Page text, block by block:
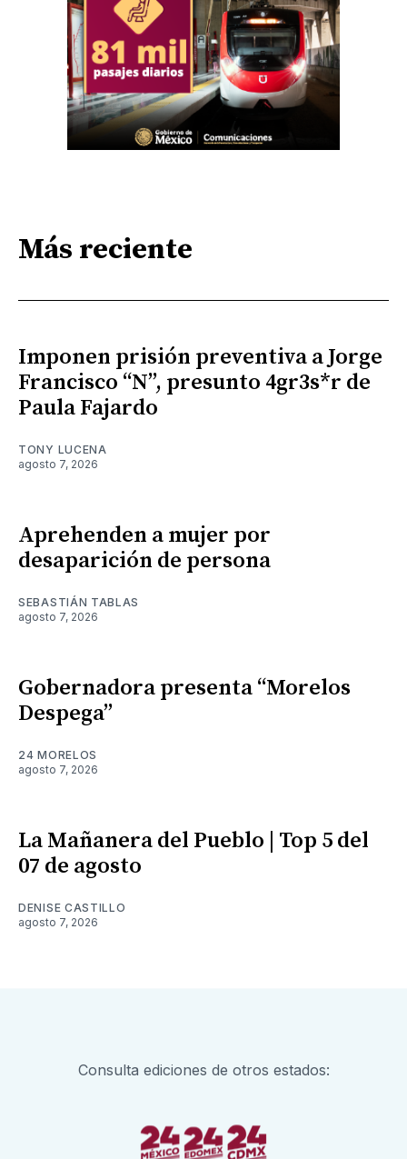
Más reciente
Imponen prisión preventiva a Jorge
Francisco “N”, presunto 4gr3s*r de
Paula Fajardo
TONY LUCENA
agosto 7, 2026
Aprehenden a mujer por
desaparición de persona
SEBASTIÁN TABLAS
agosto 7, 2026
Gobernadora presenta “Morelos
Despega”
24 MORELOS
agosto 7, 2026
La Mañanera del Pueblo | Top 5 del
07 de agosto
DENISE CASTILLO
agosto 7, 2026
Consulta ediciones de otros estados: